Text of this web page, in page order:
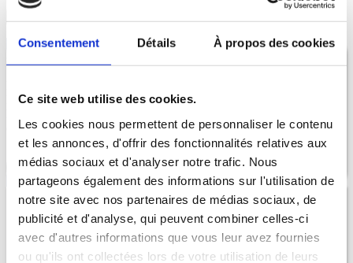
Consentement Détails À propos des cookies
Ce site web utilise des cookies.
Les cookies nous permettent de personnaliser le contenu
et les annonces, d'offrir des fonctionnalités relatives aux
médias sociaux et d'analyser notre trafic. Nous
partageons également des informations sur l'utilisation de
notre site avec nos partenaires de médias sociaux, de
publicité et d'analyse, qui peuvent combiner celles-ci
avec d'autres informations que vous leur avez fournies
ou qu'ils ont collectées lors de votre utilisation de leurs
Lorem ipsum dolor
Etiam non nisl sit amet neque pharetra dignissim vel eget eros.
consequat sapien sed scelerisque luctus.
Lorem ipsum dolor
Filière sapeurs-pompiers professionnels – CONCOURS
Caporal (catégorie C)